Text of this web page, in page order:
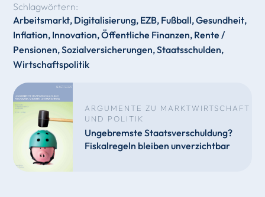
Schlagwörtern:
Arbeitsmarkt, Digitalisierung, EZB, Fußball,Gesundheit,
Inflation, Innovation,Öffentliche Finanzen, Rente /
Pensionen,Sozialversicherungen,Staatsschulden,
Wirtschaftspolitik
ARGUMENTE ZU MARKTWIRTSCHAFT
UND POLITIK
Ungebremste Staatsverschuldung?
Fiskalregeln bleiben unverzichtbar